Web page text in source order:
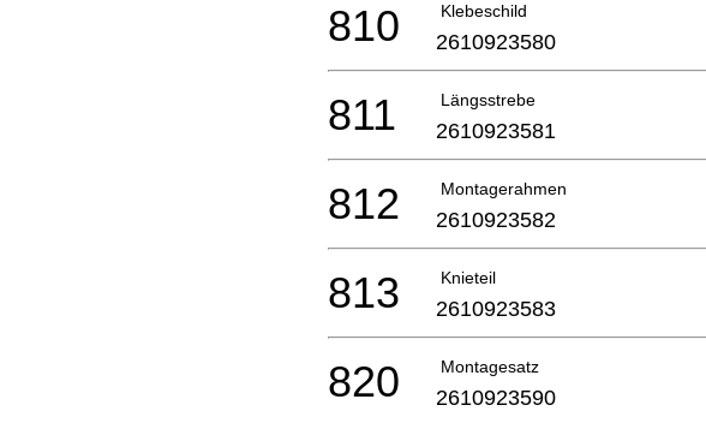
Klebeschild
810 2610923580
Längsstrebe
811 2610923581
Montagerahmen
812 2610923582
Knieteil
813 2610923583
Montagesatz
820 2610923590